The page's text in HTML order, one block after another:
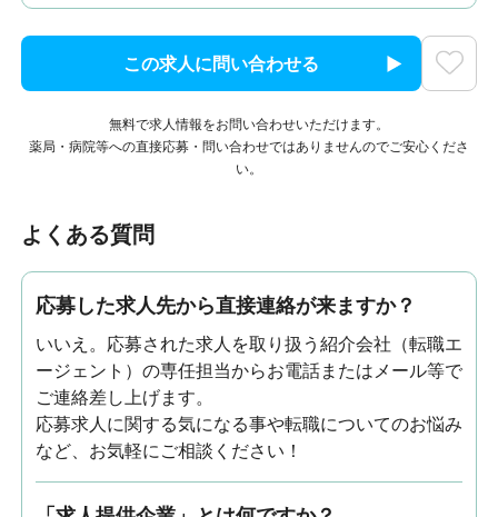
この求人に問い合わせる
無料で求人情報をお問い合わせいただけます。
薬局・病院等への直接応募・問い合わせではありませんのでご安心くださ
い。
よくある質問
応募した求人先から直接連絡が来ますか？
いいえ。応募された求人を取り扱う紹介会社（転職エ
ージェント）の専任担当からお電話またはメール等で
ご連絡差し上げます。
応募求人に関する気になる事や転職についてのお悩み
など、お気軽にご相談ください！